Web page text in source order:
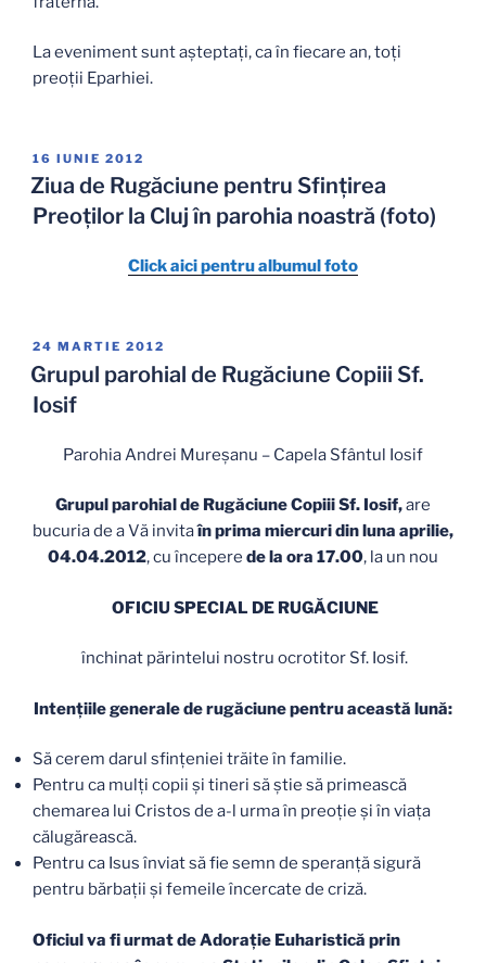
La eveniment sunt așteptați, ca în fiecare an, toți
preoții Eparhiei.
PUBLICAT
PE
16 IUNIE 2012
Ziua de Rugăciune pentru Sfinţirea
Preoţilor la Cluj în parohia noastră (foto)
Click aici pentru albumul foto
PUBLICAT
PE
24 MARTIE 2012
Grupul parohial de Rugăciune Copiii Sf.
Iosif
Parohia Andrei Mureşanu – Capela Sfântul Iosif
Grupul parohial de Rugăciune Copiii Sf. Iosif,are
bucuria de a Vă invitaîn prima miercuri din luna aprilie,
04.04.2012, cu începere de la ora 17.00, la un nou
OFICIU SPECIAL DE RUGĂCIUNE
închinat părintelui nostru ocrotitor Sf. Iosif.
Intenţiile generale de rugăciune pentru această lună:
Să cerem darul sfinţeniei trăite în familie.
Pentru ca mulţi copii şi tineri să ştie să primească
chemarea lui Cristos de a-l urma în preoţie şi în viaţa
călugărească.
Pentru ca Isus înviat să fie semn de speranţă sigură
pentru bărbaţii şi femeile încercate de criză.
Oficiul va fi urmat de Adoraţie Euharistică prin